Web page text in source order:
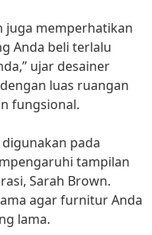
juga memperhatikan
Anda beli terlalu
ujar desainer
luas ruangan
fungsional.
pada
tampilan
Sarah Brown.
agar furnitur Anda
lama.